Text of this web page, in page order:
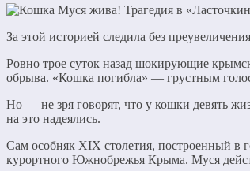
За этой историей следила без
Ровно трое суток назад шокирующие
обрыва. «Кошка погибла» — грустным
Но — не зря говорят, что у кошки девять
на это надеялись.
Сам особняк ХIХ столетия, построенный в
курортного Южнобрежья Крыма. Муся